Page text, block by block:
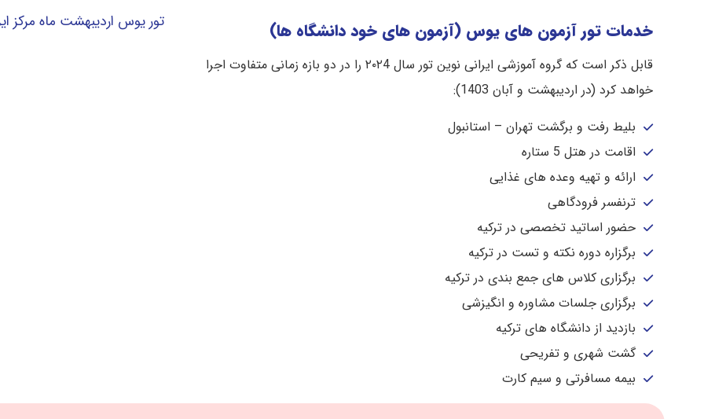
خدمات تور آزمون های یوس (آزمون های خود دانشگاه ها)
قابل ذکر است که گروه آموزشی ایرانی نوین تور سال ۲۰۲4 را در دو بازه زمانی متفاوت اجرا
خواهد کرد (در اردیبهشت و آبان 1403):
بلیط رفت و برگشت تهران – استانبول
اقامت در هتل 5 ستاره
ارائه و تهیه وعده های غذایی
ترنفسر فرودگاهی
حضور اساتید تخصصی در ترکیه
برگزاره دوره نکته و تست در ترکیه
برگزاری کلاس های جمع بندی در ترکیه
برگزاری جلسات مشاوره و انگیزشی
بازدید از دانشگاه های ترکیه
گشت شهری و تفریحی
بیمه مسافرتی و سیم کارت
تور یوس اردیبهشت ماه مرکز